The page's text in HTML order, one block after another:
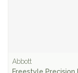
Abbott